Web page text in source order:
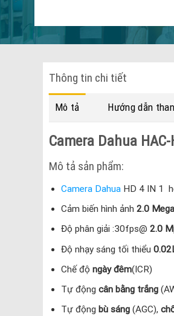
Thông tin chi tiết
Mô tả Hướng dẫn
Camera Dahua
Mô tả sản phẩm:
Camera DahuaHD 4 IN 1
Cảm biến hình ảnh 2.0
Độ phân giải :30fps@ 2.0
Độ nhạy sáng tối thiểu
Chế độ ngày đêm(ICR)
Tự động cân bằng trắng
Tự động bù sáng(AGC),